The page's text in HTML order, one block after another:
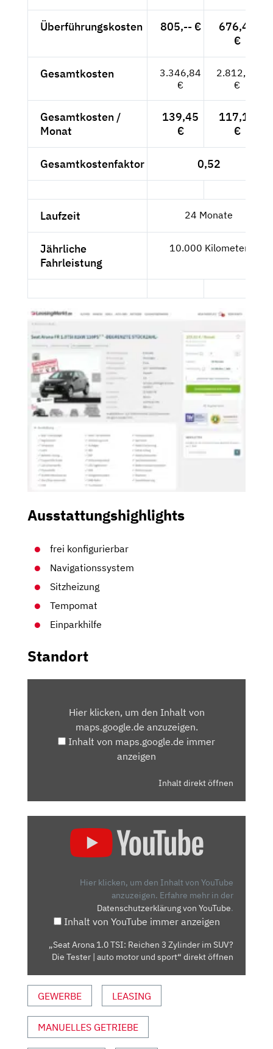
Überführungskosten 805,-- €
676,47
€
Gesamtkosten
3.346,84
€
2.812,47
€
Gesamtkosten /
Monat
139,45
€
117,19
€
Gesamtkostenfaktor 0,52
Laufzeit 24 Monate
Jährliche
Fahrleistung
10.000 Kilometer
Ausstattungshighlights
frei konfigurierbar
Navigationssystem
Sitzheizung
Tempomat
Einparkhilfe
Standort
MAPS.GOOGLE.DEHier klicken, um den Inhalt von
maps.google.de anzuzeigen.
Inhalt von maps.google.de immer
anzeigen
Inhalt direkt öffnen
|
AUTO
UND
SPORT“
Hier klicken, um den Inhalt von YouTube
anzuzeigen. Erfahre mehr in der
Datenschutzerklärung von YouTube.
Inhalt von YouTube immer anzeigen
„Seat Arona 1.0 TSI: Reichen 3 Zylinder im SUV?
Die Tester | auto motor und sport“ direkt öffnen
GEWERBE LEASING
MANUELLES GETRIEBE